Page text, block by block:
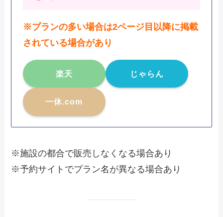
※プランの多い場合は2ページ目以降に掲載
されている場合があり
楽天 じゃらん
一休.com
※施設の都合で販売しなくなる場合あり
※予約サイトでプラン名が異なる場合あり